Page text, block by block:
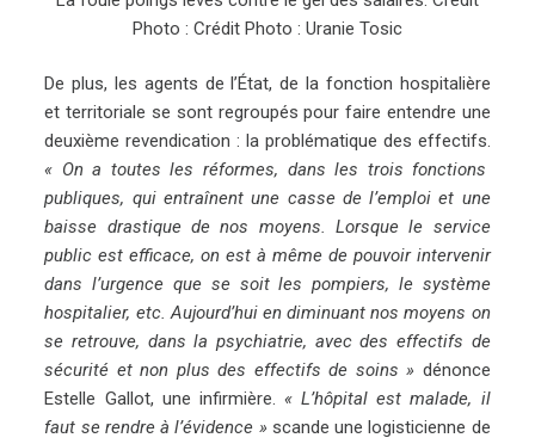
Photo : Crédit Photo : Uranie Tosic
De plus, les agents de l’État, de la fonction hospitalière
et territoriale se sont regroupés pour faire entendre une
deuxième revendication : la problématique des effectifs.
« On a toutes les réformes, dans les trois fonctions
publiques, qui entraînent une casse de l’emploi et une
baisse drastique de nos moyens. Lorsque le service
public est efficace, on est à même de pouvoir intervenir
dans l’urgence que se soit les pompiers, le système
hospitalier, etc. Aujourd’hui en diminuant nos moyens on
se retrouve, dans la psychiatrie, avec des effectifs de
sécurité et non plus des effectifs de soins » dénonce
Estelle Gallot, une infirmière. « L’hôpital est malade, il
faut se rendre à l’évidence » scande une logisticienne de